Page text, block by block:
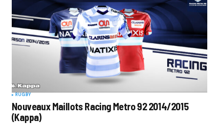
RUGBY
Nouveaux Maillots Racing Metro 92 2014/2015
(Kappa)